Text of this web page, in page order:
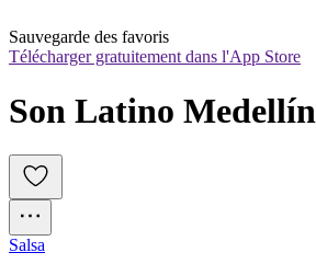
Sauvegarde des favoris
Télécharger gratuitement dans l'App Store
Son Latino Medellín
Salsa